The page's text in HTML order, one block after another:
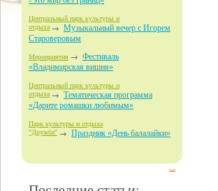
Центральный парк культуры и
отдыха
Музыкальный вечер с Игорем
Староверовым
Мероприятия
Фестиваль
«Владимирская вишня»
Центральный парк культуры и
отдыха
Тематическая программа
«Дарите ромашки любимым»
Парк культуры и отдыха
"Дружба" Праздник «День балалайки»